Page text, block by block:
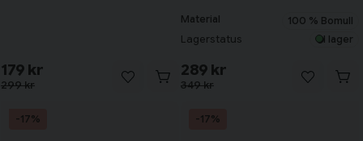
299 kr
179 kr
Material 100 % Bomull
Lagerstatus I lager
349 kr
289 kr
-17% -17%